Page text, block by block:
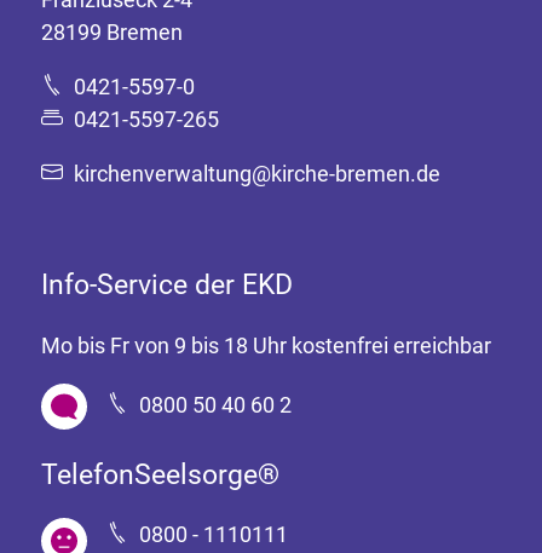
28199 Bremen
0421-5597-0
0421-5597-265
kirchenverwaltung@kirche-bremen.de
Info-Service der EKD
Mo bis Fr von 9 bis 18 Uhr kostenfrei erreichbar
0800 50 40 60 2
TelefonSeelsorge®
0800 - 1110111